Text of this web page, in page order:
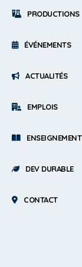
PRODUCTIONS
ÉVÉNEMENTS
ACTUALITÉS
EMPLOIS
ENSEIGNEMENT
DEV DURABLE
CONTACT